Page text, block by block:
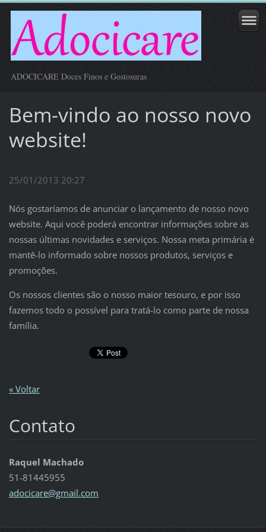
ADOCICARE Doces Finos e Gostosuras
Bem-vindo ao nosso novo
website!
25/01/2013 20:27
Nós gostaríamos de anunciar o lançamento de nosso novo
website. Aqui você poderá encontrar informações sobre as
nossas últimas novidades e serviços. Nossa meta primária é
mantê-lo informado sobre nossos produtos, serviços e
promoções.
Os nossos clientes são o nosso maior tesouro, e por isso
fazemos todo o possível para tratá-lo como parte de nossa
família.
« Voltar
Contato
Raquel Machado
51-81445955
adocicare@gmail.com